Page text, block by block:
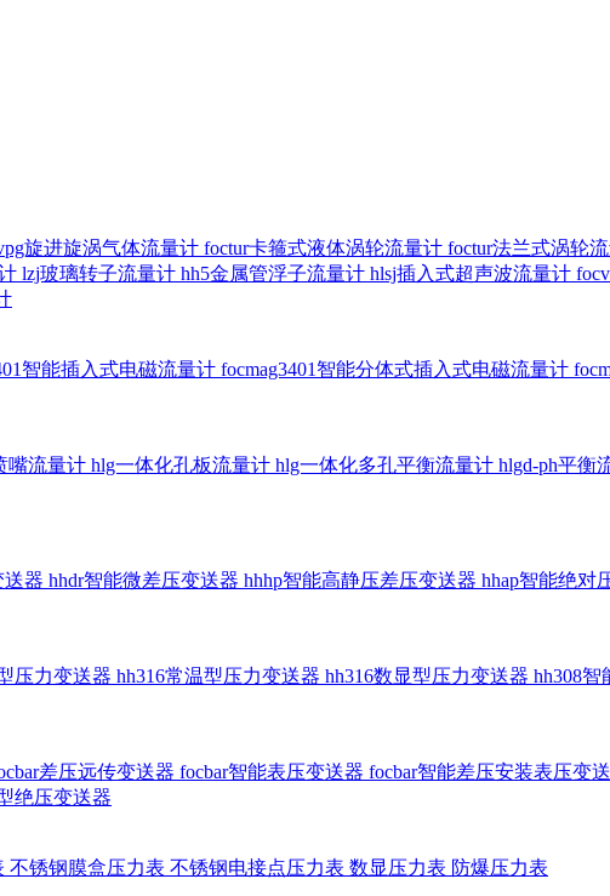
旋进旋涡气体流量计 foctur卡箍式液体涡轮流量计 foctur法兰式涡轮
lzj玻璃转子流量计 hh5金属管浮子流量计 hlsj插入式超声波流量计
智能插入式电磁流量计 focmag3401智能分体式插入式电磁流量计
嘴流量计 hlg一体化孔板流量计 hlg一体化多孔平衡流量计 hlgd-ph平衡
送器 hhdr智能微差压变送器 hhhp智能高静压差压变送器 hhap智能绝对
压力变送器 hh316常温型压力变送器 hh316数显型压力变送器 hh308智
差压远传变送器 focbar智能表压变送器 focbar智能差压安装表压变
绝压变送器
不锈钢膜盒压力表 不锈钢电接点压力表 数显压力表 防爆压力表